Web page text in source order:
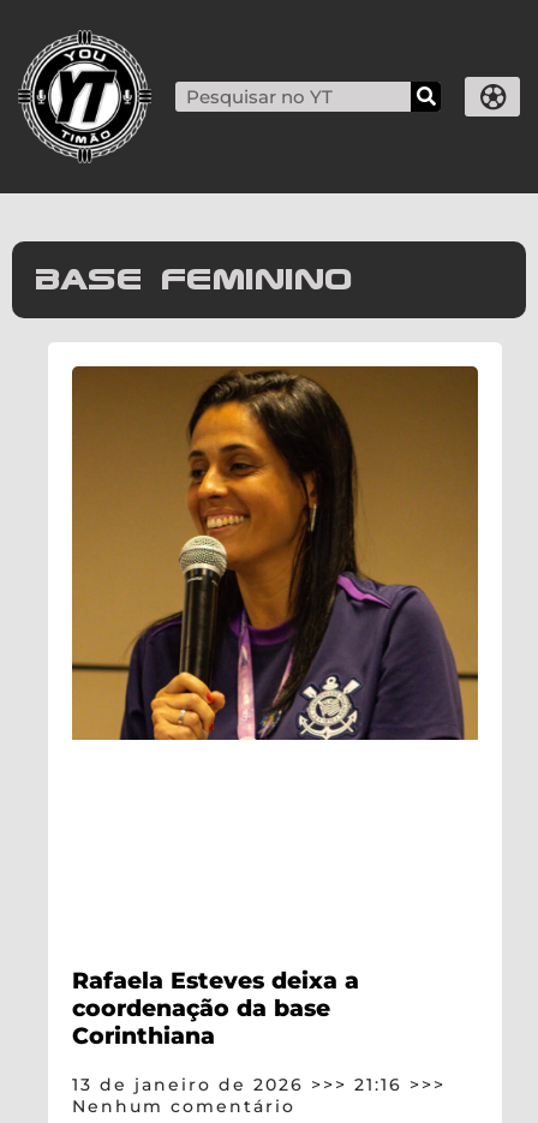
base feminino
Rafaela Esteves deixa a
coordenação da base
Corinthiana
13 de janeiro de 2026
21:16
Nenhum comentário